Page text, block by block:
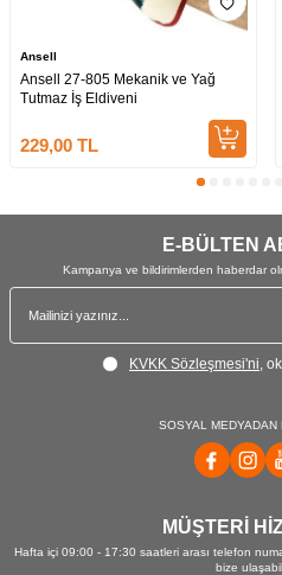
Ansell
Ansell 27-805 Mekanik ve Yağ
Tutmaz İş Eldiveni
229,00 TL
E-BÜLTEN
Kampanya ve bildirimlerden haberdar
KVKK Sözleşmesi'ni ,
SOSYAL MEDYADAN
MÜŞTERİ
Hafta içi 09:00 - 17:30 saatleri arası telefon
bize